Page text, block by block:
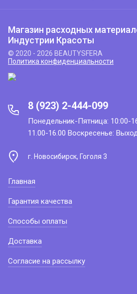
Магазин расходных
Индустрии Красоты
© 2020 - 2026 BEAUTYSFERA
Политика конфиденциальности
8 (923) 2-444-099
Понедельник-Пятница: 10:00-
11.00-16.00 Воскресенье:
г. Новосибирск, Гоголя 3
Главная
Гарантия качества
Способы оплаты
Доставка
Согласие на рассылку